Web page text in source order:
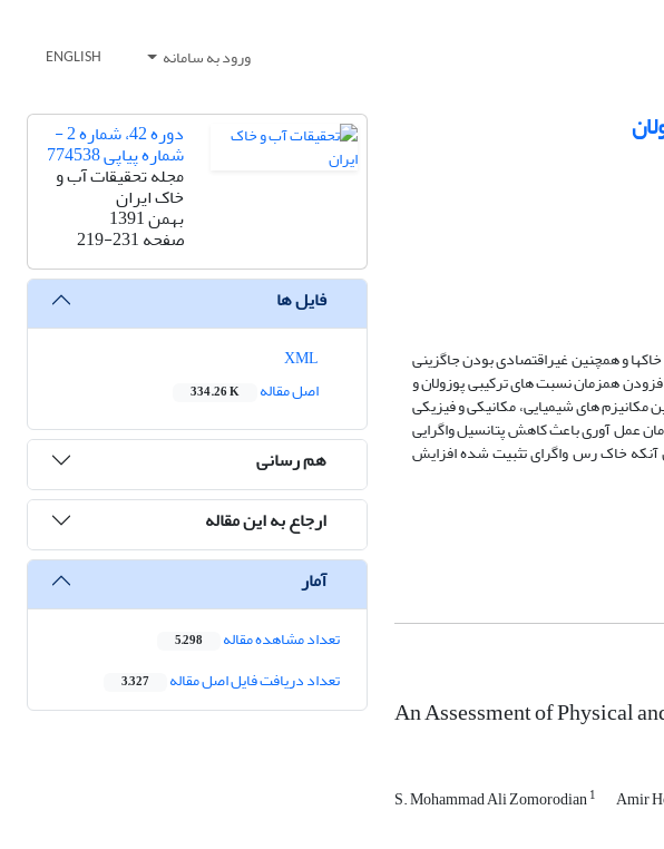
ورود به سامانه ENGLISH
خاکها و همچنین غیراقتصادی بودن جاگزینی
افزودن همزمان نسبت های ترکیبی پوزولان و
مکانیزم های شیمیایی، مکانیکی و فیزیکی
عمل آوری باعث کاهش پتانسیل واگرایی
آنکه خاک رس واگرای تثبیت شده افزایش
An Assessment of Physical
S. Mohammad Ali Zomorodian1 Amir
دوره 42، شماره 2 -
شماره پیاپی 774538
مجله تحقیقات آب و
خاک ایران
بهمن 1391
صفحه219-231
فایل ها
اصل مقاله
334.26 K
هم رسانی
ارجاع به این مقاله
آمار
تعداد مشاهده مقاله 5,298
تعداد دریافت فایل اصل مقاله 3,327